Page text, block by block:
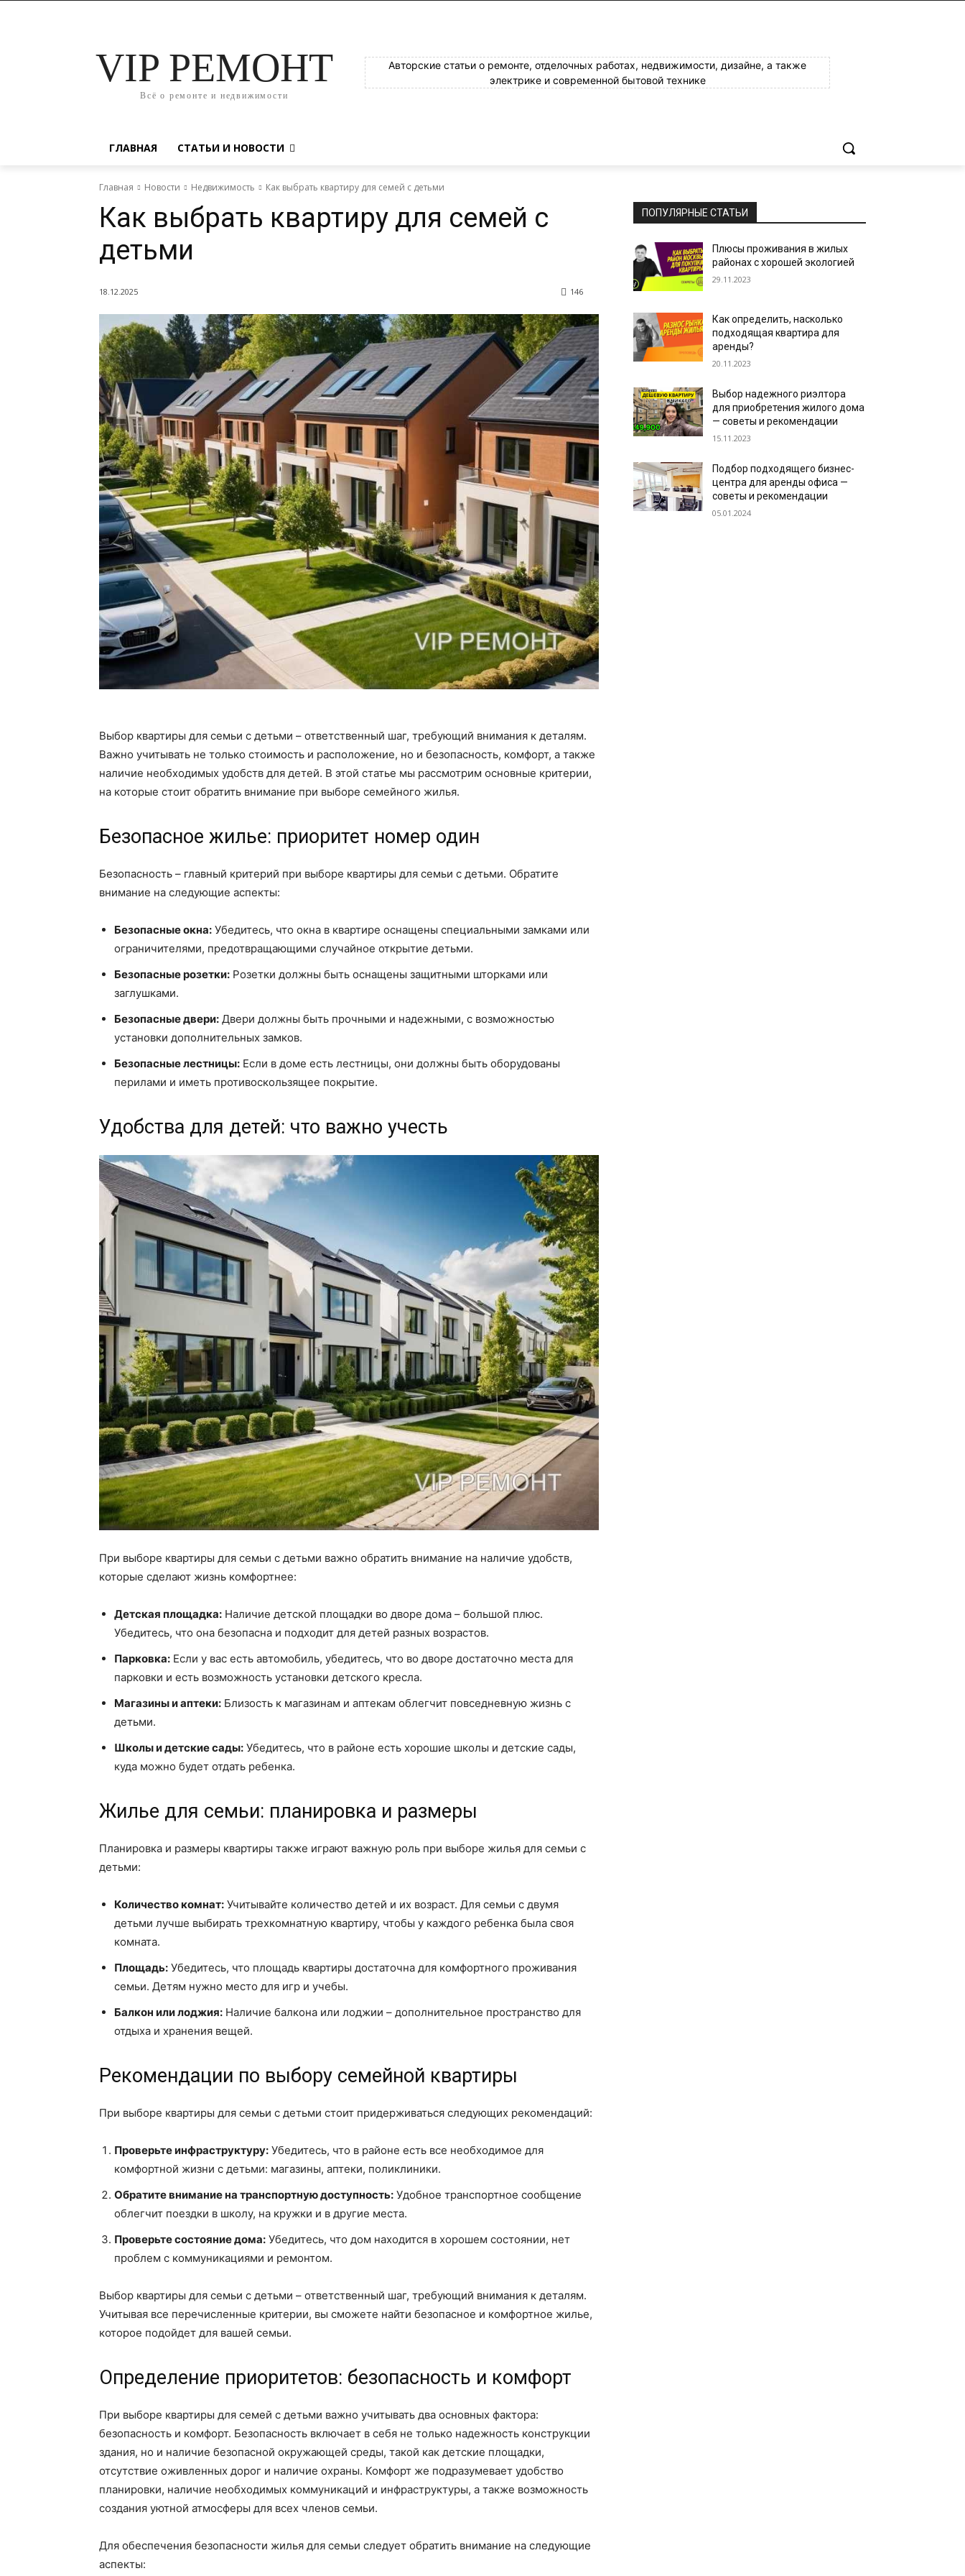
VIP РЕМОНТ
Всё о ремонте и недвижимости
Авторские статьи о ремонте, отделочных работах, недвижимости, дизайне, а также
электрике и современной бытовой технике
ГЛАВНАЯ СТАТЬИ И НОВОСТИ
Главная Новости Недвижимость Как выбрать квартиру для семей с детьми
Как выбрать квартиру для семей с
детьми
18.12.2025 146
Выбор квартиры для семьи с детьми – ответственный шаг, требующий внимания к деталям.
Важно учитывать не только стоимость и расположение, но и безопасность, комфорт, а также
наличие необходимых удобств для детей. В этой статье мы рассмотрим основные критерии,
на которые стоит обратить внимание при выборе семейного жилья.
Безопасное жилье: приоритет номер один
Безопасность – главный критерий при выборе квартиры для семьи с детьми. Обратите
внимание на следующие аспекты:
Безопасные окна: Убедитесь, что окна в квартире оснащены специальными замками или
ограничителями, предотвращающими случайное открытие детьми.
Безопасные розетки: Розетки должны быть оснащены защитными шторками или
заглушками.
Безопасные двери: Двери должны быть прочными и надежными, с возможностью
установки дополнительных замков.
Безопасные лестницы: Если в доме есть лестницы, они должны быть оборудованы
перилами и иметь противоскользящее покрытие.
Удобства для детей: что важно учесть
При выборе квартиры для семьи с детьми важно обратить внимание на наличие удобств,
которые сделают жизнь комфортнее:
Детская площадка: Наличие детской площадки во дворе дома – большой плюс.
Убедитесь, что она безопасна и подходит для детей разных возрастов.
Парковка: Если у вас есть автомобиль, убедитесь, что во дворе достаточно места для
парковки и есть возможность установки детского кресла.
Магазины и аптеки: Близость к магазинам и аптекам облегчит повседневную жизнь с
детьми.
Школы и детские сады: Убедитесь, что в районе есть хорошие школы и детские сады,
куда можно будет отдать ребенка.
Жилье для семьи: планировка и размеры
Планировка и размеры квартиры также играют важную роль при выборе жилья для семьи с
детьми:
Количество комнат: Учитывайте количество детей и их возраст. Для семьи с двумя
детьми лучше выбирать трехкомнатную квартиру, чтобы у каждого ребенка была своя
комната.
Площадь: Убедитесь, что площадь квартиры достаточна для комфортного проживания
семьи. Детям нужно место для игр и учебы.
Балкон или лоджия: Наличие балкона или лоджии – дополнительное пространство для
отдыха и хранения вещей.
Рекомендации по выбору семейной квартиры
При выборе квартиры для семьи с детьми стоит придерживаться следующих рекомендаций:
Проверьте инфраструктуру: Убедитесь, что в районе есть все необходимое для
комфортной жизни с детьми: магазины, аптеки, поликлиники.
Обратите внимание на транспортную доступность: Удобное транспортное сообщение
облегчит поездки в школу, на кружки и в другие места.
Проверьте состояние дома: Убедитесь, что дом находится в хорошем состоянии, нет
проблем с коммуникациями и ремонтом.
Выбор квартиры для семьи с детьми – ответственный шаг, требующий внимания к деталям.
Учитывая все перечисленные критерии, вы сможете найти безопасное и комфортное жилье,
которое подойдет для вашей семьи.
Определение приоритетов: безопасность и комфорт
При выборе квартиры для семей с детьми важно учитывать два основных фактора:
безопасность и комфорт. Безопасность включает в себя не только надежность конструкции
здания, но и наличие безопасной окружающей среды, такой как детские площадки,
отсутствие оживленных дорог и наличие охраны. Комфорт же подразумевает удобство
планировки, наличие необходимых коммуникаций и инфраструктуры, а также возможность
создания уютной атмосферы для всех членов семьи.
Для обеспечения безопасности жилья для семьи следует обратить внимание на следующие
аспекты:
ПОПУЛЯРНЫЕ СТАТЬИ
Плюсы проживания в жилых
районах с хорошей экологией
29.11.2023
Как определить, насколько
подходящая квартира для
аренды?
20.11.2023
Выбор надежного риэлтора
для приобретения жилого дома
— советы и рекомендации
15.11.2023
Подбор подходящего бизнес-
центра для аренды офиса —
советы и рекомендации
05.01.2024